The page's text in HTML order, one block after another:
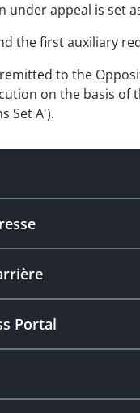
under appeal is set
the first auxiliary
remitted to the
on the basis of
Set A').
Portal